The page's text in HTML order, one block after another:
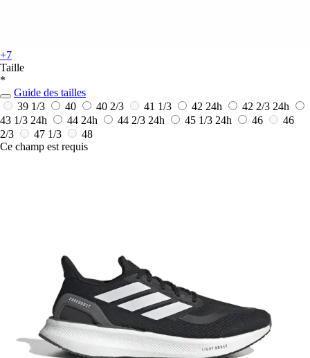
+7
Taille
*
Guide des tailles
39 1/3
40 40 2/3 41 1/3 42 24h 42 2/3 24h
43 1/3 24h 44 24h 44 2/3 24h 45 1/3 24h 46
46
2/3
47 1/3
48
Ce champ est requis